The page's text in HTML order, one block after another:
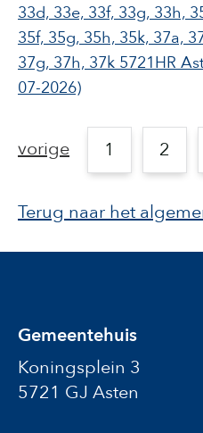
33d, 33e, 33f, 33g, 33h,
35f, 35g, 35h, 35k, 37a,
37g, 37h, 37k 5721HR
07-2026)
vorige 1 2
Terug naar het
Gemeentehuis
Koningsplein 3
5721 GJ Asten